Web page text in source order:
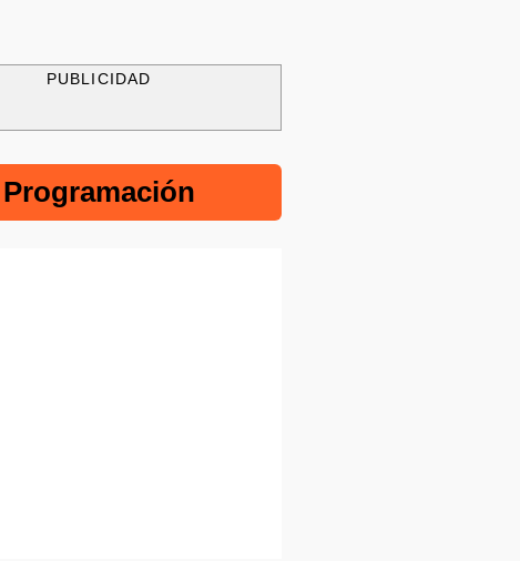
PUBLICIDAD
Programación